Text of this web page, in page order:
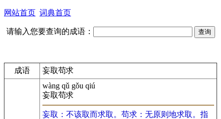
网站首页 词典首页
请输入您要查询的成语：
成语 妄取苟求
wàng qǔ gǒu qiú
妄取苟求
妄取：不该取而求取。苟求：无原则地求取。指